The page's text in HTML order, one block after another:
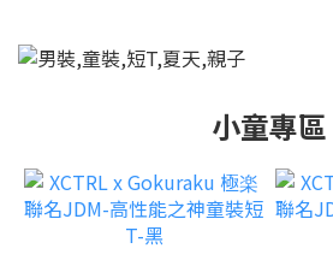
小童專區